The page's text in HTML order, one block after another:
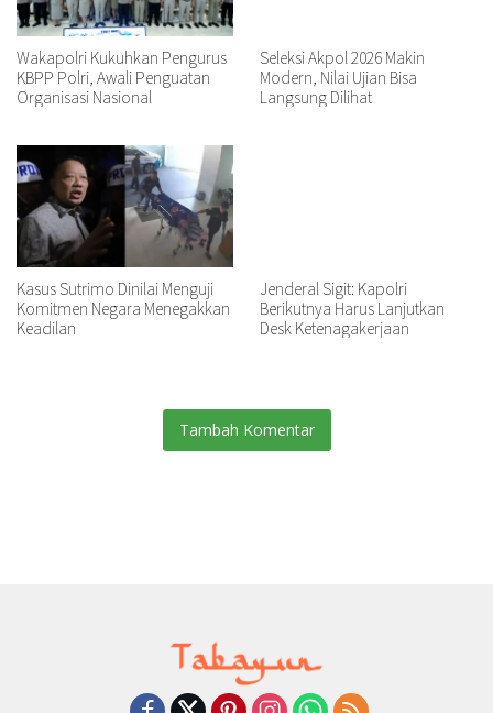
Wakapolri Kukuhkan Pengurus
KBPP Polri, Awali Penguatan
Organisasi Nasional
Seleksi Akpol 2026 Makin
Modern, Nilai Ujian Bisa
Langsung Dilihat
Kasus Sutrimo Dinilai Menguji
Komitmen Negara Menegakkan
Keadilan
Jenderal Sigit: Kapolri
Berikutnya Harus Lanjutkan
Desk Ketenagakerjaan
Tambah Komentar